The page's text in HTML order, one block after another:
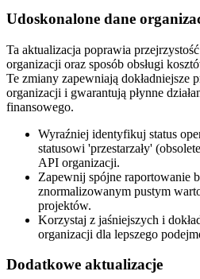
Udoskonalone dane
Ta aktualizacja poprawia
organizacji oraz sposób obsługi
Te zmiany zapewniają dokładniejsze
organizacji i gwarantują płynne
finansowego.
Wyraźniej identyfikuj status
statusowi 'przestarzały'
API organizacji.
Zapewnij spójne raportowanie
znormalizowanym pustym
projektów.
Korzystaj z jaśniejszych i
organizacji dla lepszego
Dodatkowe aktualizacje